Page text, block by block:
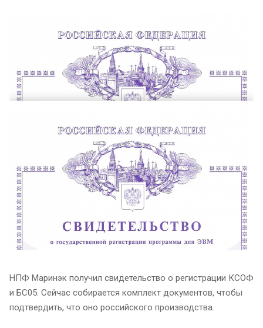
НПФ Маринэк получил свидетельство о регистрации КСОФ
и БС05. Сейчас собирается комплект документов, чтобы
подтвердить, что оно российского производства.